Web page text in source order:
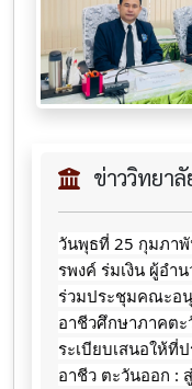
ข่าววิทยา
วันพุธที่ 25 กุมภาพั
รพงค์ ร่มเงิน ผู้อำ
ร่วมประชุมคณะอ
อาชีวศึกษาภาคต
ระเบียบเสนอให้
อาชีว ตะวันออก :